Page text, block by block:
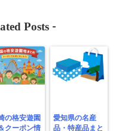
Posts -
の格安遊園
クーポン情
愛知県の名産
品・特産品まと